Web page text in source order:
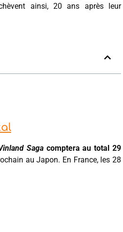
ainsi, 20 ans après leur
Sagacomptera au total 29
au Japon. En France, les 28